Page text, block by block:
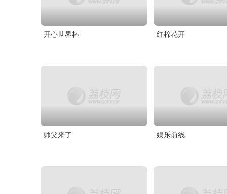
开心世界杯 红棉花开
师父来了 娱乐前线